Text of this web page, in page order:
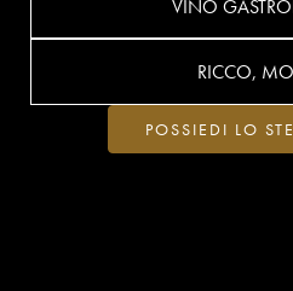
VINO
RICCO,
POSSIEDI LO